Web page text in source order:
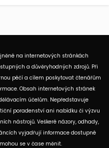
na internetových stránkách
a důvěryhodných zdrojů. Při
péčí a cílem poskytovat čtenářům
Obsah internetových stránek
účelům. Nepředstavuje
poradenství ani nabídku či výzvu
nástrojů. Veškeré názory, odhady,
vyjadřují informace dostupné
se v čase měnit.